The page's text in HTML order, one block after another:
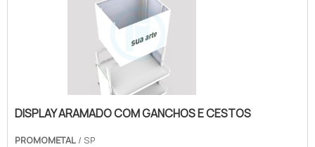
um orçamento e transforme seu PDV com a
DISPLAY ARAMADO COM GANCHOS E CESTOS
PROMOMETAL / SP